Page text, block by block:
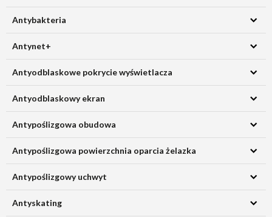
Antybakteria
Antynet+
Antyodblaskowe pokrycie wyświetlacza
Antyodblaskowy ekran
Antypoślizgowa obudowa
Antypoślizgowa powierzchnia oparcia żelazka
Antypoślizgowy uchwyt
Antyskating